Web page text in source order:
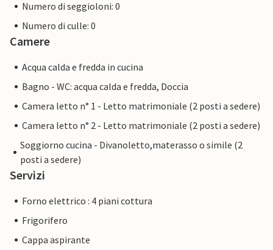
Numero di seggioloni: 0
Numero di culle: 0
Camere
Acqua calda e fredda in cucina
Bagno - WC: acqua calda e fredda, Doccia
Camera letto n° 1 - Letto matrimoniale (2 posti a sedere)
Camera letto n° 2 - Letto matrimoniale (2 posti a sedere)
Soggiorno cucina - Divanoletto,materasso o simile (2
posti a sedere)
Servizi
Forno elettrico : 4 piani cottura
Frigorifero
Cappa aspirante